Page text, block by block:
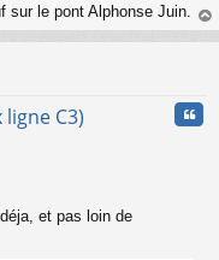
sur le pont Alphonse Juin.
au
ligne C3)
et pas loin de